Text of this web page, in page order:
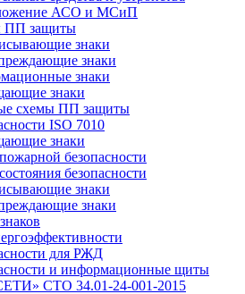
АСО и МСиП
ПП защиты
знаки
знаки
знаки
знаки
схемы ПП защиты
ISO 7010
знаки
безопасности
безопасности
знаки
знаки
для РЖД
и информационные щиты
СТО 34.01-24-001-2015